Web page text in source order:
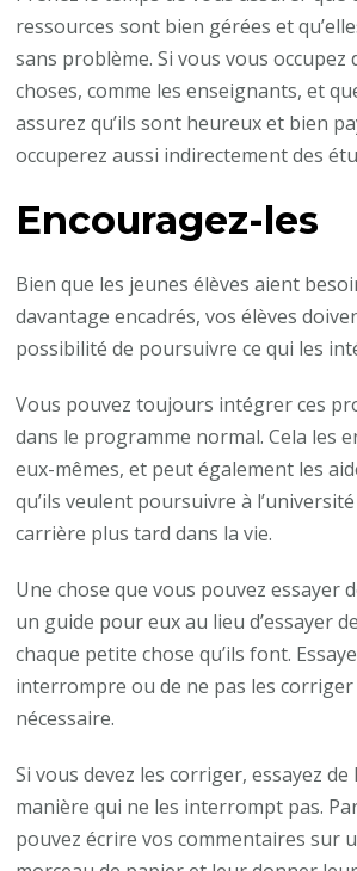
ressources sont bien gérées et
sans problème. Si vous vous occupez
choses, comme les enseignants, et
assurez qu’ils sont heureux et bien
occuperez aussi indirectement des
Encouragez-les
Bien que les jeunes élèves aient
davantage encadrés, vos élèves
possibilité de poursuivre ce qui les
Vous pouvez toujours intégrer ces
dans le programme normal. Cela les
eux-mêmes, et peut également les
qu’ils veulent poursuivre à
carrière plus tard dans la vie.
Une chose que vous pouvez essayer
un guide pour eux au lieu d’essayer
chaque petite chose qu’ils font.
interrompre ou de ne pas les corriger
nécessaire.
Si vous devez les corriger, essayez de
manière qui ne les interrompt pas.
pouvez écrire vos commentaires sur